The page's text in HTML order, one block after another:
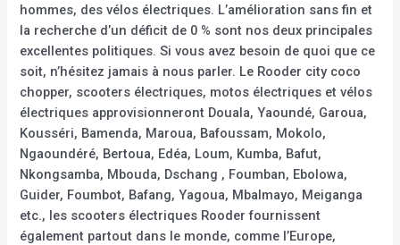
hommes, des vélos électriques. L’amélioration sans fin et
la recherche d’un déficit de 0 % sont nos deux principales
excellentes politiques. Si vous avez besoin de quoi que ce
soit, n’hésitez jamais à nous parler. Le Rooder city coco
chopper, scooters électriques, motos électriques et vélos
électriques approvisionneront Douala, Yaoundé, Garoua,
Kousséri, Bamenda, Maroua, Bafoussam, Mokolo,
Ngaoundéré, Bertoua, Edéa, Loum, Kumba, Bafut,
Nkongsamba, Mbouda, Dschang , Foumban, Ebolowa,
Guider, Foumbot, Bafang, Yagoua, Mbalmayo, Meiganga
etc., les scooters électriques Rooder fournissent
également partout dans le monde, comme l’Europe,